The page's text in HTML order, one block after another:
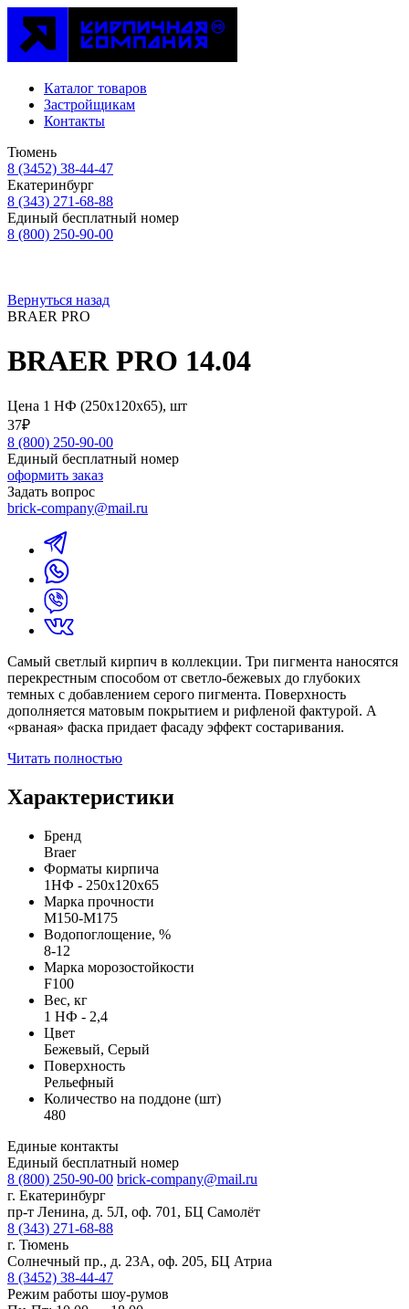
Каталог товаров
Застройщикам
Контакты
Тюмень
8 (3452) 38-44-47
Екатеринбург
8 (343) 271-68-88
Единый бесплатный номер
8 (800) 250-90-00
Вернуться назад
BRAER PRO
BRAER PRO 14.04
Цена 1 НФ (250х120х65), шт
37₽
8 (800) 250-90-00
Единый бесплатный номер
оформить заказ
Задать вопрос
brick-company@mail.ru
Самый светлый кирпич в коллекции. Три пигмента наносятся
перекрестным способом от светло-бежевых до глубоких
темных с добавлением серого пигмента. Поверхность
дополняется матовым покрытием и рифленой фактурой. А
«рваная» фаска придает фасаду эффект состаривания.
Читать полностью
Характеристики
Бренд
Braer
Форматы кирпича
1НФ - 250х120х65
Марка прочности
М150-М175
Водопоглощение, %
8-12
Марка морозостойкости
F100
Вес, кг
1 НФ - 2,4
Цвет
Бежевый, Серый
Поверхность
Рельефный
Количество на поддоне (шт)
480
Единые контакты
Единый бесплатный номер
8 (800) 250-90-00 brick-company@mail.ru
г. Екатеринбург
пр-т Ленина, д. 5Л, оф. 701, БЦ Самолёт
8 (343) 271-68-88
г. Тюмень
Солнечный пр., д. 23А, оф. 205, БЦ Атриа
8 (3452) 38-44-47
Режим работы шоу-румов